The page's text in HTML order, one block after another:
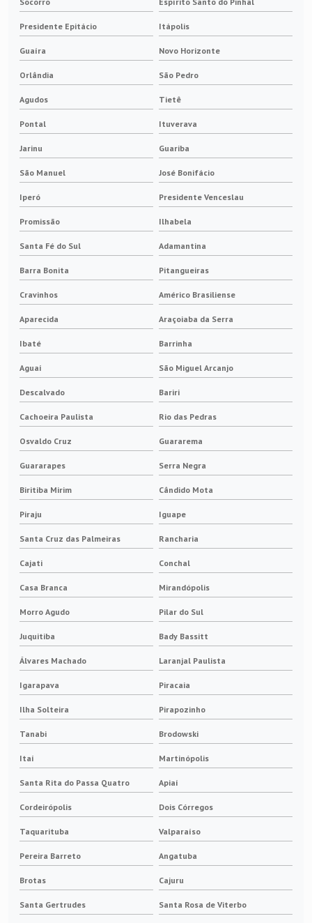
Presidente Epitácio Itápolis
Guaíra Novo Horizonte
Orlândia São Pedro
Agudos Tietê
Pontal Ituverava
Jarinu Guariba
São Manuel José Bonifácio
Iperó Presidente Venceslau
Promissão Ilhabela
Santa Fé do Sul Adamantina
Barra Bonita Pitangueiras
Cravinhos Américo Brasiliense
Aparecida Araçoiaba da Serra
Ibaté Barrinha
Aguaí São Miguel Arcanjo
Descalvado Bariri
Cachoeira Paulista Rio das Pedras
Osvaldo Cruz Guararema
Guararapes Serra Negra
Biritiba Mirim Cândido Mota
Piraju Iguape
Santa Cruz das Palmeiras Rancharia
Cajati Conchal
Casa Branca Mirandópolis
Morro Agudo Pilar do Sul
Juquitiba Bady Bassitt
Álvares Machado Laranjal Paulista
Igarapava Piracaia
Ilha Solteira Pirapozinho
Tanabi Brodowski
Itaí Martinópolis
Santa Rita do Passa Quatro Apiaí
Cordeirópolis Dois Córregos
Taquarituba Valparaíso
Pereira Barreto Angatuba
Brotas Cajuru
Santa Gertrudes Santa Rosa de Viterbo